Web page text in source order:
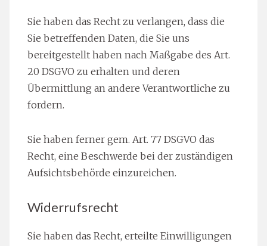
Sie haben das Recht zu verlangen, dass die
Sie betreffenden Daten, die Sie uns
bereitgestellt haben nach Maßgabe des Art.
20 DSGVO zu erhalten und deren
Übermittlung an andere Verantwortliche zu
fordern.
Sie haben ferner gem. Art. 77 DSGVO das
Recht, eine Beschwerde bei der zuständigen
Aufsichtsbehörde einzureichen.
Widerrufsrecht
Sie haben das Recht, erteilte Einwilligungen